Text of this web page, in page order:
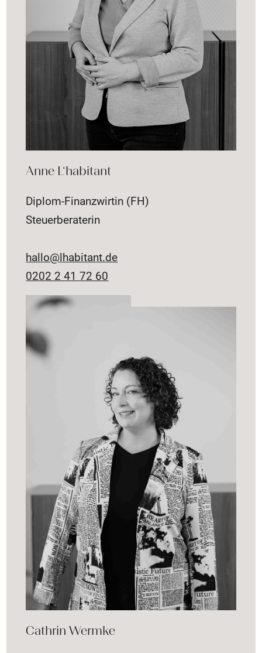
Anne L‘habitant
Diplom-Finanzwirtin (FH)
Steuerberaterin
hallo@lhabitant.de
0202 2 41 72 60
Cathrin Wermke